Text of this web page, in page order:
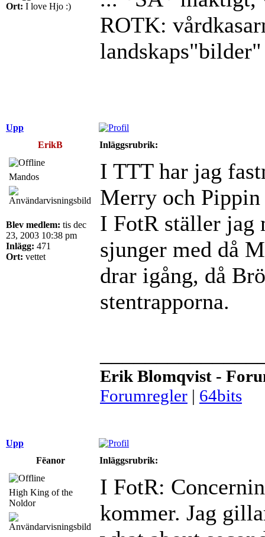
Ort: I love Hjo :)
ROTK:
Upp
ErikB
Inläggsrubrik:
Mandos
Blev medlem: tis dec
23, 2003 10:38 pm
Inlägg: 471
Ort: vettet
I TTT har jag
Merry och
I FotR ställer jag
sjunger med då
drar igång, då
stentrapporna.
Erik Blomqvist -
Forumregler | 64bits
Upp
Fëanor
Inläggsrubrik:
High King of the
Noldor
I FotR:
kommer. Jag